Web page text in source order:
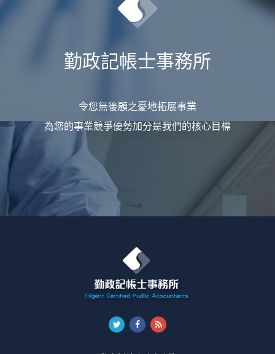
勤政記帳士事務所
令您無後顧之憂地拓展事業
為您的事業競爭優勢加分是我們的核心目標